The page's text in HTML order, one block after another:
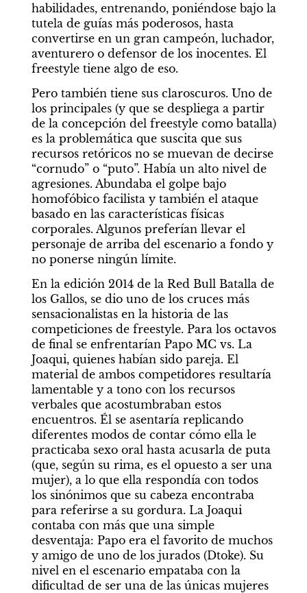
habilidades, entrenando, poniéndose bajo la
tutela de guías más poderosos, hasta
convertirse en un gran campeón, luchador,
aventurero o defensor de los inocentes. El
freestyle tiene algo de eso.
Pero también tiene sus claroscuros. Uno de
los principales (y que se despliega a partir
de la concepción del freestyle como batalla)
es la problemática que suscita que sus
recursos retóricos no se muevan de decirse
“cornudo” o “puto”. Había un alto nivel de
agresiones. Abundaba el golpe bajo
homofóbico facilista y también el ataque
basado en las características físicas
corporales. Algunos preferían llevar el
personaje de arriba del escenario a fondo y
no ponerse ningún límite.
En la edición 2014 de la Red Bull Batalla de
los Gallos, se dio uno de los cruces más
sensacionalistas en la historia de las
competiciones de freestyle. Para los octavos
de final se enfrentarían Papo MC vs. La
Joaqui, quienes habían sido pareja. El
material de ambos competidores resultaría
lamentable y a tono con los recursos
verbales que acostumbraban estos
encuentros. Él se asentaría replicando
diferentes modos de contar cómo ella le
practicaba sexo oral hasta acusarla de puta
(que, según su rima, es el opuesto a ser una
mujer), a lo que ella respondía con todos
los sinónimos que su cabeza encontraba
para referirse a su gordura. La Joaqui
contaba con más que una simple
desventaja: Papo era el favorito de muchos
y amigo de uno de los jurados (Dtoke). Su
nivel en el escenario empataba con la
dificultad de ser una de las únicas mujeres